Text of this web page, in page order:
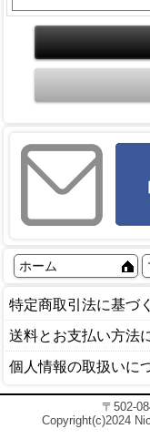
ホーム
特定商取引法に基づ
送料とお支払い方法
個人情報の取扱いに
〒502-
Copyright(c)2024